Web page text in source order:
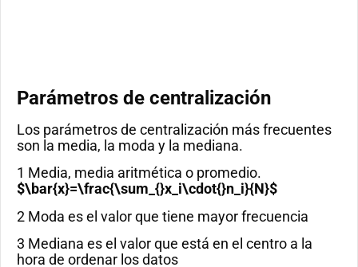
Parámetros de centralización
Los parámetros de centralización más frecuentes
son la media, la moda y la mediana.
1 Media, media aritmética o promedio.
$\bar{x}=\frac{\sum_{}x_i\cdot{}n_i}{N}$
2 Moda es el valor que tiene mayor frecuencia
3 Mediana es el valor que está en el centro a la
hora de ordenar los datos